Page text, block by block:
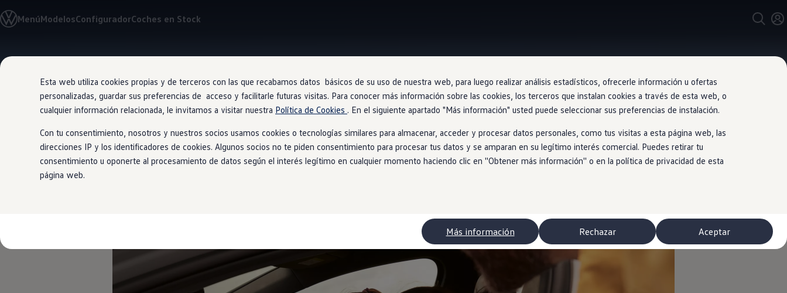
Esta web utiliza cookies propias y de terceros con las que recabamos datos básicos de su uso de nuestra web, para luego realizar análisis estadísticos, ofrecerle información u ofertas
personalizadas, guardar sus preferencias de acceso y facilitarle futuras visitas. Para conocer más información sobre las cookies, los terceros que instalan cookies a través de esta web, o
cualquier información relacionada, le invitamos a visitar nuestra Política de Cookies . En el siguiente apartado "Más información" usted puede seleccionar sus preferencias de instalación.
Con tu consentimiento, nosotros y nuestros socios usamos cookies o tecnologías similares para almacenar, acceder y procesar datos personales, como tus visitas a esta página web, las
direcciones IP y los identificadores de cookies. Algunos socios no te piden consentimiento para procesar tus datos y se amparan en su legítimo interés comercial. Puedes retirar tu
consentimiento u oponerte al procesamiento de datos según el interés legítimo en cualquier momento haciendo clic en ''Obtener más información'' o en la política de privacidad de esta
página web.
Aceptar
Rechazar
Más información
directamente
al contenido
directamente
al pie de
página
MenúModelosConfiguradorCoches en Stock
Modelos y Configurador
Nuevo ID. Polo: El eléctrico para todos
Descubre el nuevo Golf GTI 50 Aniversario
Gama SUV de Volkswagen
Ofertas y promociones
Precios Especiales
Renueva tu Volkswagen
Financiación Volkswagen
Volkswagen Flex & Serenity
Renting
Vehículos de ocasión
Concursos Volkswagen
Clientes
Información Útil
Aceite y líquidos
"Juegos" In-Car App
Jugaren lugar de esperar